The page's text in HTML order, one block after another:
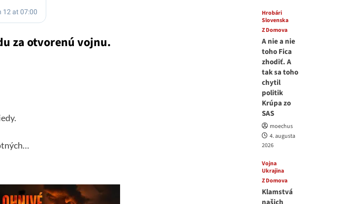
za otvorenú vojnu.
Hrobári
Slovenska
Z Domova
A nie a nie
toho Fica
zhodiť. A
tak sa toho
chytil
politik
Krúpa zo
SAS
moechus
4. augusta
2026
Vojna
Ukrajina
Z Domova
Klamstvá